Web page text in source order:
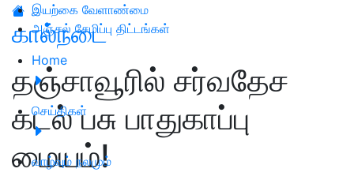
இயற்கை வேளாண்மை
அஞ்சல் சேமிப்பு திட்டங்கள்
Home
செய்திகள்
வாழ்வும் நலமும்
கால்நடை
தஞ்சாவூரில் சர்வதேச
கடல் பசு பாதுகாப்பு
மையம்!